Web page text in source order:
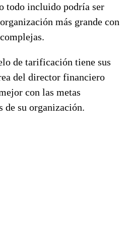
todo incluido podría ser
más grande con
de tarificación tiene sus
del director financiero
con las metas
de su organización.